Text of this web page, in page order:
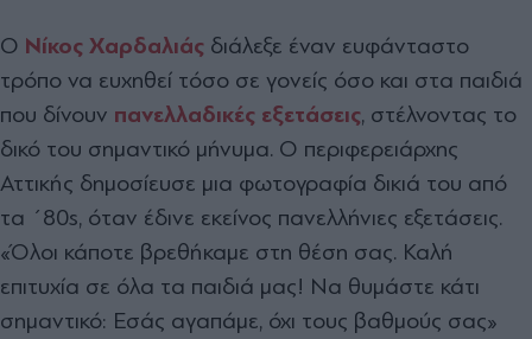
Ο Νίκος Χαρδαλιάς διάλεξε έναν ευφάνταστο
τρόπο να ευχηθεί τόσο σε γονείς όσο και στα παιδιά
που δίνουν πανελλαδικές εξετάσεις, στέλνοντας το
δικό του σημαντικό μήνυμα. Ο περιφερειάρχης
Αττικής δημοσίευσε μια φωτογραφία δικιά του από
τα ΄80s, όταν έδινε εκείνος πανελλήνιες εξετάσεις.
«Όλοι κάποτε βρεθήκαμε στη θέση σας. Καλή
επιτυχία σε όλα τα παιδιά μας! Να θυμάστε κάτι
σημαντικό: Εσάς αγαπάμε, όχι τους βαθμούς σας»